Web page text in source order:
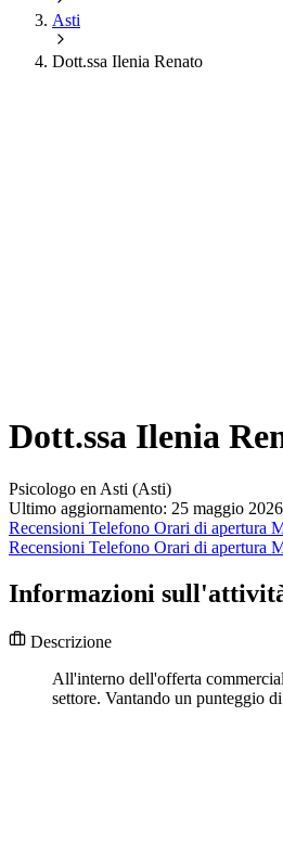
Asti
Dott.ssa Ilenia Renato
Dott.ssa Ilenia
Psicologo en Asti (Asti)
Ultimo aggiornamento: 25 maggio 2026
Recensioni Telefono Orari di apertura
Recensioni Telefono Orari di apertura
Informazioni
Descrizione
All'interno dell'offerta
settore. Vantando un punteggio